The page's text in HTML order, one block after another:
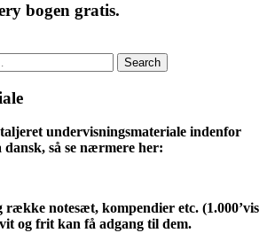
bogen gratis.
undervisningsmateriale indenfor
dansk, så se nærmere her:
række notesæt, kompendier etc. (1.000’vis
og frit kan få adgang til dem.